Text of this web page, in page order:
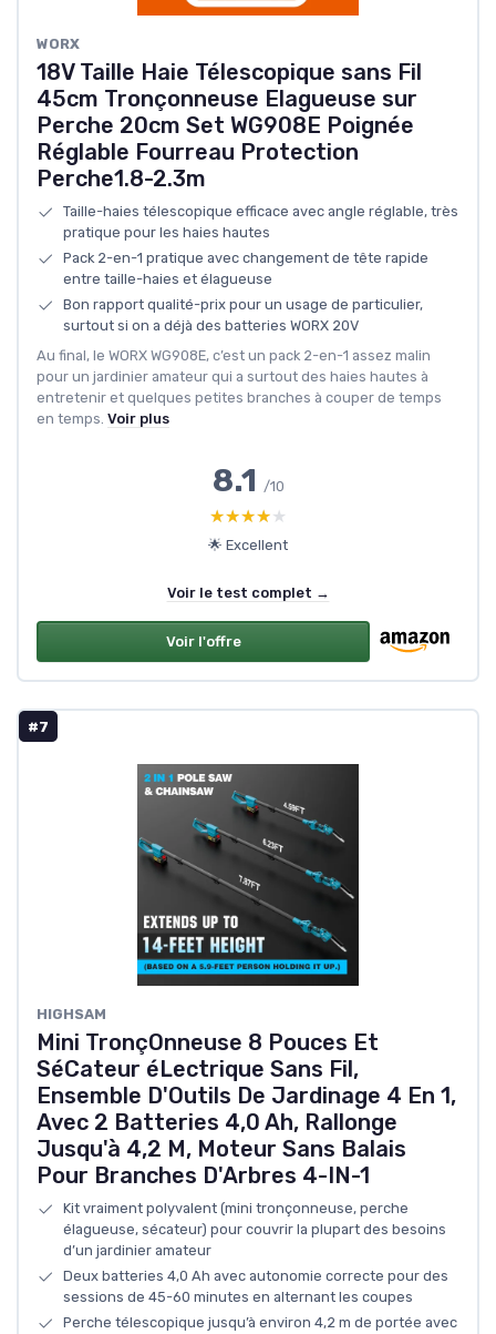
WORX
18V Taille Haie Télescopique sans Fil
45cm Tronçonneuse Elagueuse sur
Perche 20cm Set WG908E Poignée
Réglable Fourreau Protection
Perche1.8-2.3m
Taille-haies télescopique efficace avec angle réglable, très
pratique pour les haies hautes
Pack 2-en-1 pratique avec changement de tête rapide
entre taille-haies et élagueuse
Bon rapport qualité-prix pour un usage de particulier,
surtout si on a déjà des batteries WORX 20V
Au final, le WORX WG908E, c’est un pack 2-en-1 assez malin
pour un jardinier amateur qui a surtout des haies hautes à
entretenir et quelques petites branches à couper de temps
en temps. Voir plus
8.1 /10
★★★★★
★★★★★
🌟 Excellent
Voir le test complet →
Voir l'offre
#7
HIGHSAM
Mini TronçOnneuse 8 Pouces Et
SéCateur éLectrique Sans Fil,
Ensemble D'Outils De Jardinage 4 En 1,
Avec 2 Batteries 4,0 Ah, Rallonge
Jusqu'à 4,2 M, Moteur Sans Balais
Pour Branches D'Arbres 4-IN-1
Kit vraiment polyvalent (mini tronçonneuse, perche
élagueuse, sécateur) pour couvrir la plupart des besoins
d’un jardinier amateur
Deux batteries 4,0 Ah avec autonomie correcte pour des
sessions de 45-60 minutes en alternant les coupes
Perche télescopique jusqu’à environ 4,2 m de portée avec